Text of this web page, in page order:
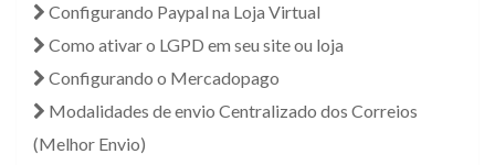
Configurando Paypal na Loja Virtual
Como ativar o LGPD em seu site ou loja
Configurando o Mercadopago
Modalidades de envio Centralizado dos Correios
(Melhor Envio)